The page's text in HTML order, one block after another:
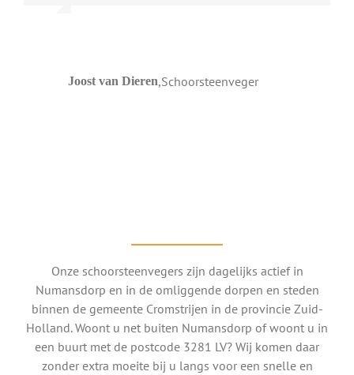
Joost van Dieren,Schoorsteenveger
Onze schoorsteenvegers zijn dagelijks actief in
Numansdorp en in de omliggende dorpen en steden
binnen de gemeente Cromstrijen in de provincie Zuid-
Holland. Woont u net buiten Numansdorp of woont u in
een buurt met de postcode 3281 LV? Wij komen daar
zonder extra moeite bij u langs voor een snelle en